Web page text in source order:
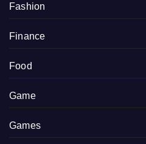
Fashion
Finance
Food
Game
Games